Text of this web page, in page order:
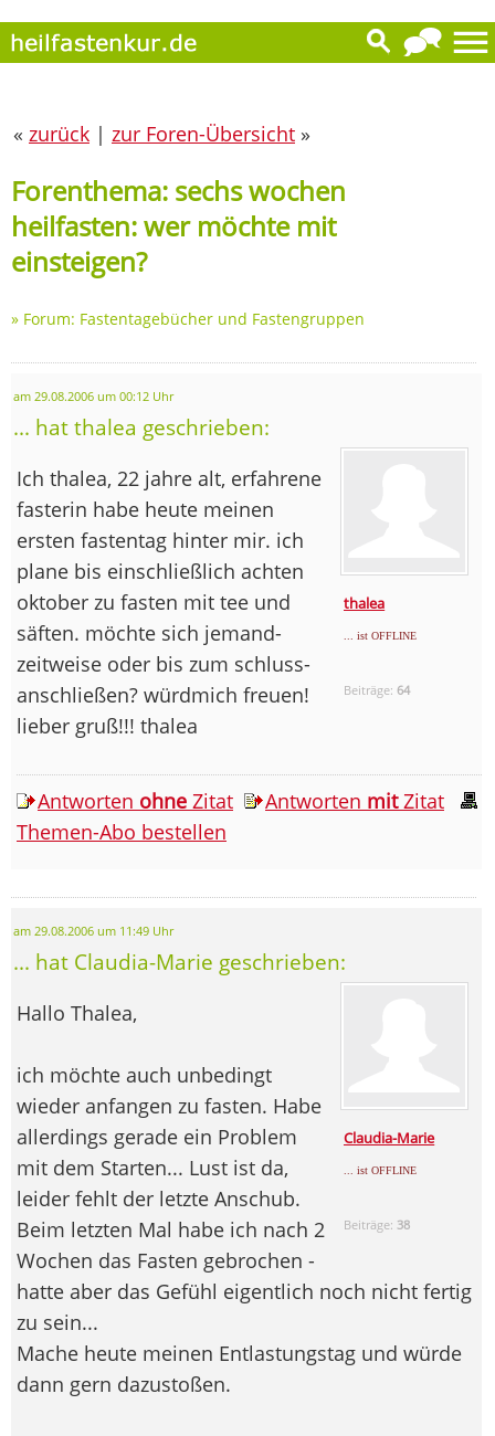
« zurück | zur Foren-Übersicht »
Forenthema: sechs wochen
heilfasten: wer möchte mit
einsteigen?
» Forum: Fastentagebücher und Fastengruppen
am 29.08.2006 um 00:12 Uhr
... hat thalea geschrieben:
thalea
... ist OFFLINE
Beiträge:64
Ich thalea, 22 jahre alt, erfahrene
fasterin habe heute meinen
ersten fastentag hinter mir. ich
plane bis einschließlich achten
oktober zu fasten mit tee und
säften. möchte sich jemand-
zeitweise oder bis zum schluss-
anschließen? würdmich freuen!
lieber gruß!!! thalea
Antworten ohne Zitat Antworten mitZitat
Themen-Abo bestellen
am 29.08.2006 um 11:49 Uhr
... hat Claudia-Marie geschrieben:
Claudia-Marie
... ist OFFLINE
Beiträge: 38
Hallo Thalea,
ich möchte auch unbedingt
wieder anfangen zu fasten. Habe
allerdings gerade ein Problem
mit dem Starten... Lust ist da,
leider fehlt der letzte Anschub.
Beim letzten Mal habe ich nach 2
Wochen das Fasten gebrochen -
hatte aber das Gefühl eigentlich noch nicht fertig
zu sein...
Mache heute meinen Entlastungstag und würde
dann gern dazustoßen.